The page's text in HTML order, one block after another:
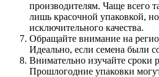
производителям. Чаще всего
лишь красочной упаковкой,
исключительного качества.
Обращайте внимание на
Идеально, если семена были
Внимательно изучайте сроки
Прошлогодние упаковки